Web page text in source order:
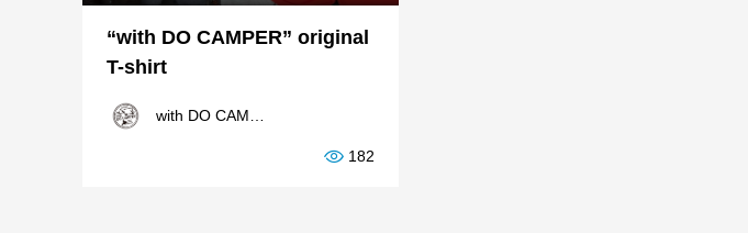
“with DO CAMPER” original
T-shirt
182